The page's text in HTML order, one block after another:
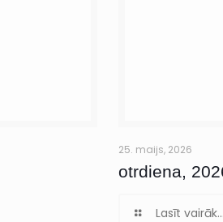
25. maijs, 2026
otrdiena,
Lasīt vairāk...